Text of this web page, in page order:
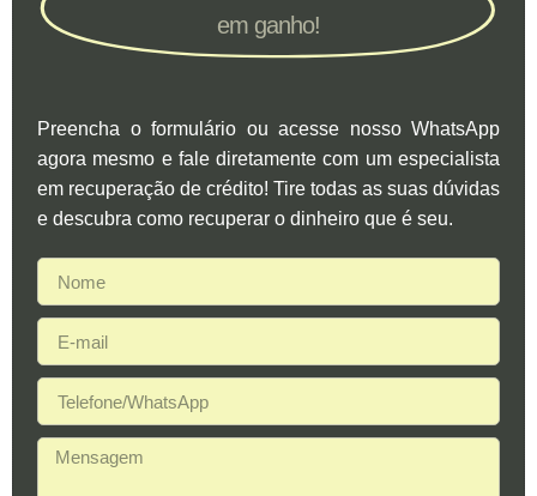
em ganho!
Preencha o formulário ou acesse nosso WhatsApp
agora mesmo e fale diretamente com um especialista
em recuperação de crédito! Tire todas as suas dúvidas
e descubra como recuperar o dinheiro que é seu.